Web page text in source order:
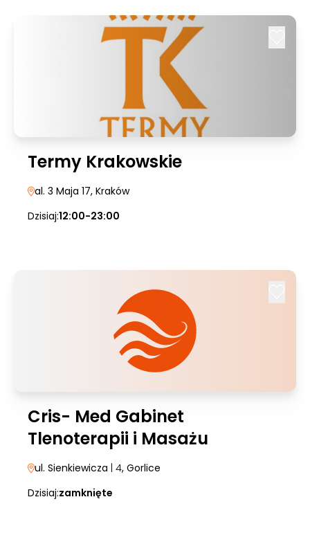
Termy Krakowskie
al. 3 Maja 17, Kraków
Dzisiaj:12:00-23:00
Cris- Med Gabinet
Tlenoterapii i Masażu
ul. Sienkiewicza | 4, Gorlice
Dzisiaj:zamknięte